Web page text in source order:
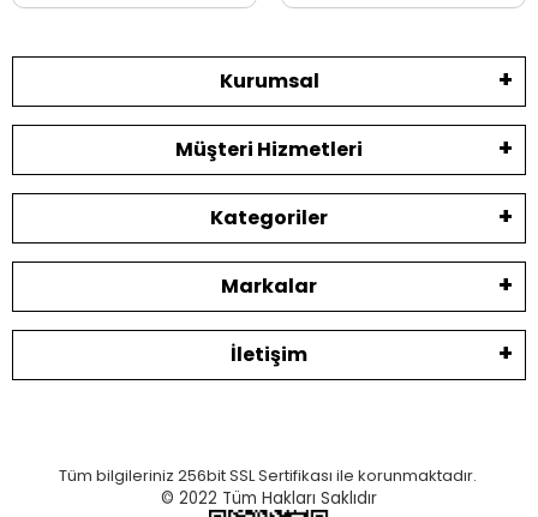
Kurumsal
Müşteri Hizmetleri
Kategoriler
Markalar
İletişim
Tüm bilgileriniz 256bit SSL Sertifikası ile korunmaktadır.
© 2022 Tüm Hakları Saklıdır